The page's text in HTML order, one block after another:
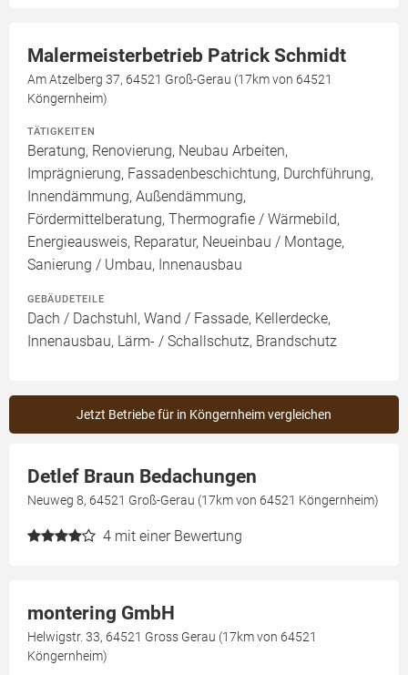
Malermeisterbetrieb Patrick Schmidt
Am Atzelberg 37, 64521 Groß-Gerau (17km von 64521
Köngernheim)
TÄTIGKEITEN
Beratung, Renovierung, Neubau Arbeiten,
Imprägnierung, Fassadenbeschichtung, Durchführung,
Innendämmung, Außendämmung,
Fördermittelberatung, Thermografie / Wärmebild,
Energieausweis, Reparatur, Neueinbau / Montage,
Sanierung / Umbau, Innenausbau
GEBÄUDETEILE
Dach / Dachstuhl, Wand / Fassade, Kellerdecke,
Innenausbau, Lärm- / Schallschutz, Brandschutz
Jetzt Betriebe für in Köngernheim vergleichen
Detlef Braun Bedachungen
Neuweg 8, 64521 Groß-Gerau (17km von 64521 Köngernheim)
4 mit einer Bewertung
montering GmbH
Helwigstr. 33, 64521 Gross Gerau (17km von 64521
Köngernheim)